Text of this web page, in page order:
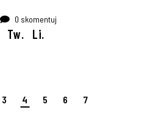
0 skomentuj
Tw. Li.
3 4 5 6 7